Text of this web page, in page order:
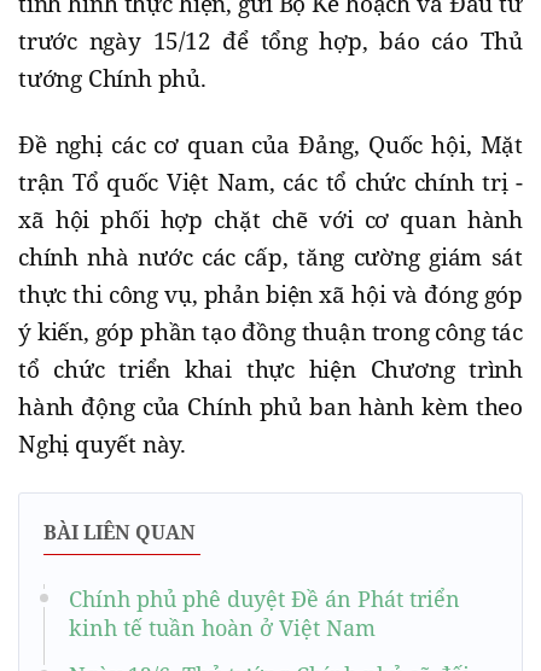
trước ngày 15/12 để tổng hợp, báo cáo Thủ
tướng Chính phủ.
Đề nghị các cơ quan của Đảng, Quốc hội, Mặt
trận Tổ quốc Việt Nam, các tổ chức chính trị -
xã hội phối hợp chặt chẽ với cơ quan hành
chính nhà nước các cấp, tăng cường giám sát
thực thi công vụ, phản biện xã hội và đóng góp
ý kiến, góp phần tạo đồng thuận trong công tác
tổ chức triển khai thực hiện Chương trình
hành động của Chính phủ ban hành kèm theo
Nghị quyết này.
BÀI LIÊN QUAN
Chính phủ phê duyệt Đề án Phát triển
kinh tế tuần hoàn ở Việt Nam